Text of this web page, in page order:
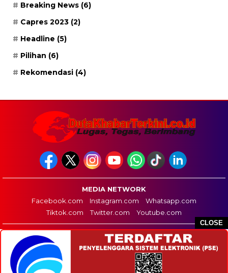
CLOSE
Breaking News (6)
Capres 2023 (2)
Headline (5)
Pilihan (6)
Rekomendasi (4)
MEDIA NETWORK
Facebook.com
Instagram.com
Whatsapp.com
Tiktok.com
Twitter.com Youtube.com
HOME
PEDOMAN MEDIA SIBER
DISCLAIMER
INFO IKLAN